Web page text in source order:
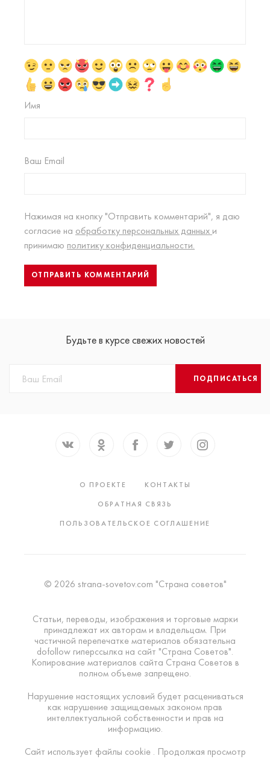
Имя
Ваш Email
Нажимая на кнопку "Отправить комментарий", я даю
согласие на обработку персональных данных и
принимаю политику конфиденциальности.
Будьте в курсе свежих новостей
ПОДПИСАТЬСЯ
О ПРОЕКТЕ
КОНТАКТЫ
ОБРАТНАЯ СВЯЗЬ
ПОЛЬЗОВАТЕЛЬСКОЕ СОГЛАШЕНИЕ
© 2026 strana-sovetov.com "Страна советов"
Статьи, переводы, изображения и торговые марки
принадлежат их авторам и владельцам. При
частичной перепечатке материалов обязательна
dofollow гиперссылка на сайт "Страна Советов".
Копирование материалов сайта Страна Советов в
полном объеме запрещено.
Нарушение настоящих условий будет расцениваться
как нарушение защищаемых законом прав
интеллектуальной собственности и прав на
информацию.
Сайт использует файлы cookie . Продолжая просмотр